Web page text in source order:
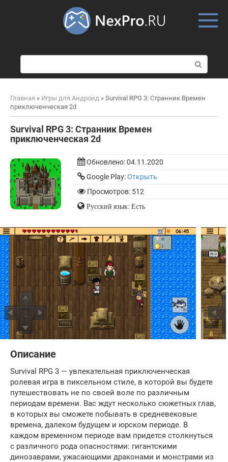
о
и
к
Главная » Игры для Андроид » Survival RPG 3: Странник Времен
приключенческая 2d
Survival RPG 3: Странник Времен
приключенческая 2d
Обновлено:04.11.2020
Google Play:Открыть
Просмотров: 512
Русский язык: Есть
Описание
Survival RPG 3 — увлекательная приключенческая
ролевая игра в пиксельном стиле, в которой вы будете
путешествовать не по своей воле по различным
периодам времени. Вас ждут несколько сюжетных глав,
в которых вы сможете побывать в средневековые
времена, далеком будущем и юрском периоде. В
каждом временном периоде вам придется столкнуться
с различного рода опасностями: гигантскими
динозаврами, ужасающими драконами и монстрами из